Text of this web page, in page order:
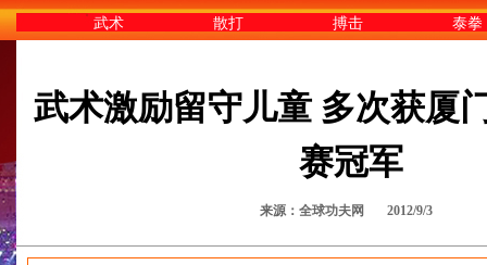
武术
散打 搏击 泰拳
武术激励留守儿童 多次获厦
赛冠军
来源：全球功夫网 2012/9/3